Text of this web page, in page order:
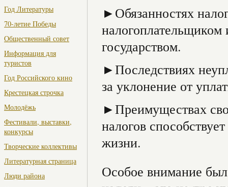
Год Литературы
70-летие Победы
Общественный совет
Информация для
туристов
Год Российского кино
Крестецкая строчка
Молодёжь
Фестивали, выставки,
конкурсы
Творческие коллективы
Литературная страница
Люди района
►Обязанностях
налогоплательщиком
государством.
►Последствиях
за уклонение от
►Преимуществах
налогов
жизни.
Особое внимание